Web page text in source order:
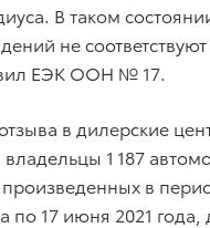
В таком
не соответствуют
ЕЭК ООН № 17.
в дилерские
1 187
в
по 17 июня 2021 года,